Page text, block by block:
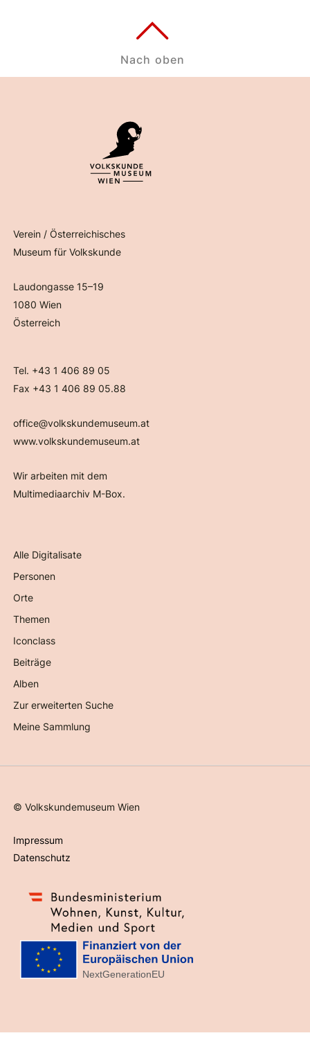
Verein / Österreichisches
Museum für Volkskunde
Laudongasse 15–19
1080 Wien
Österreich
Tel. +43 1 406 89 05
Fax +43 1 406 89 05.88
office@volkskundemuseum.at
www.volkskundemuseum.at
Wir arbeiten mit dem
Multimediaarchiv M-Box.
Alle Digitalisate
Personen
Orte
Themen
Iconclass
Beiträge
Alben
Zur erweiterten Suche
Meine Sammlung
©Volkskundemuseum Wien
Impressum
Datenschutz
Nach oben